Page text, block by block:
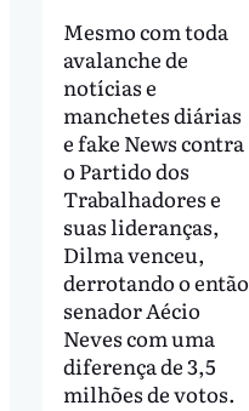
Mesmo com toda
avalanche de
notícias e
manchetes diárias
e fake News contra
o Partido dos
Trabalhadores e
suas lideranças,
Dilma venceu,
derrotando o então
senador Aécio
Neves com uma
diferença de 3,5
milhões de votos.